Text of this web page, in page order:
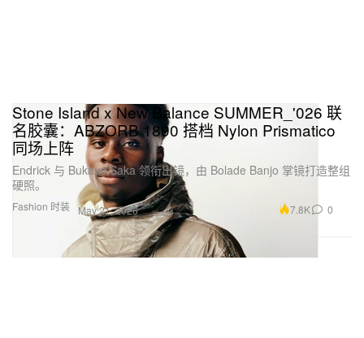
Fashion 时装
Stone Island x New Balance SUMMER_'026 联
名胶囊：ABZORB 1890 搭档 Nylon Prismatico
同场上阵
Endrick 与 Bukayo Saka 领衔出镜，由 Bolade Banjo 掌镜打造整组
硬照。
May 21, 2026 7.8K 0